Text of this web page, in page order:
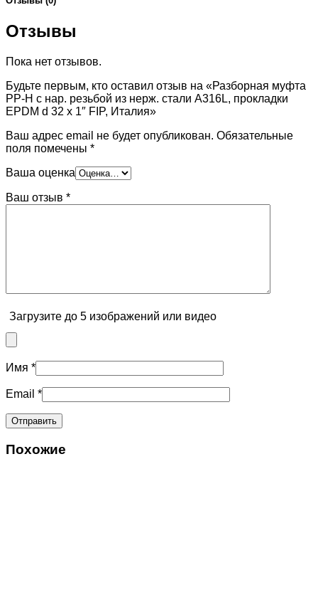
Отзывы
Пока нет отзывов.
Будьте первым, кто оставил отзыв на «Разборная муфта
PP-H с нар. резьбой из нерж. стали A316L, прокладки
EPDM d 32 х 1″ FIP, Италия»
Ваш адрес email не будет опубликован. Обязательные
поля помечены *
Ваша оценка
Ваш отзыв *
Загрузите до 5 изображений или видео
Имя *
Email *
Похожие